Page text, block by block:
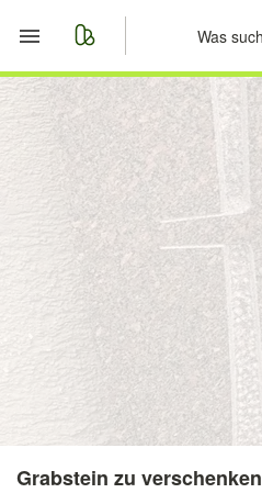
Start
Merkliste
Nachrichten
Anzeige aufgeben
Grabstein zu verschenken